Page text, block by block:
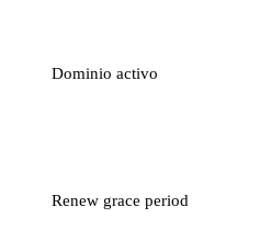
Dominio activo
Renew grace period